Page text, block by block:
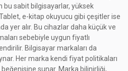
bu sabit bilgisayarlar, yüksek
e-kitap okuyucu gibi çeşitler ise
yer alır. Bu cihazlar daha küçük ve
sebebiyle uygun fiyatlı
Bilgisayar markaları da
Her marka kendi fiyat politikaları
sunar. Marka bilinirliği,